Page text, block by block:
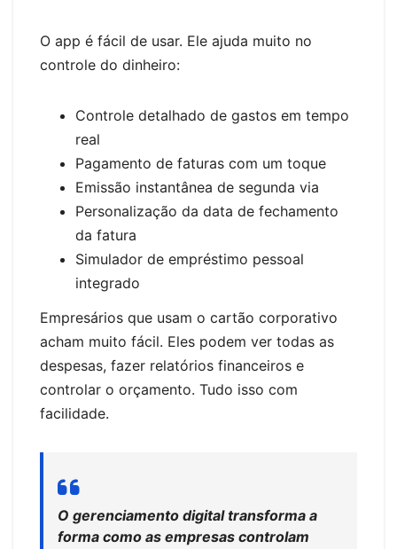
O app é fácil de usar. Ele ajuda muito no
controle do dinheiro:
Controle detalhado de gastos em tempo
real
Pagamento de faturas com um toque
Emissão instantânea de segunda via
Personalização da data de fechamento
da fatura
Simulador de empréstimo pessoal
integrado
Empresários que usam o cartão corporativo
acham muito fácil. Eles podem ver todas as
despesas, fazer relatórios financeiros e
controlar o orçamento. Tudo isso com
facilidade.
O gerenciamento digital transforma a
forma como as empresas controlam